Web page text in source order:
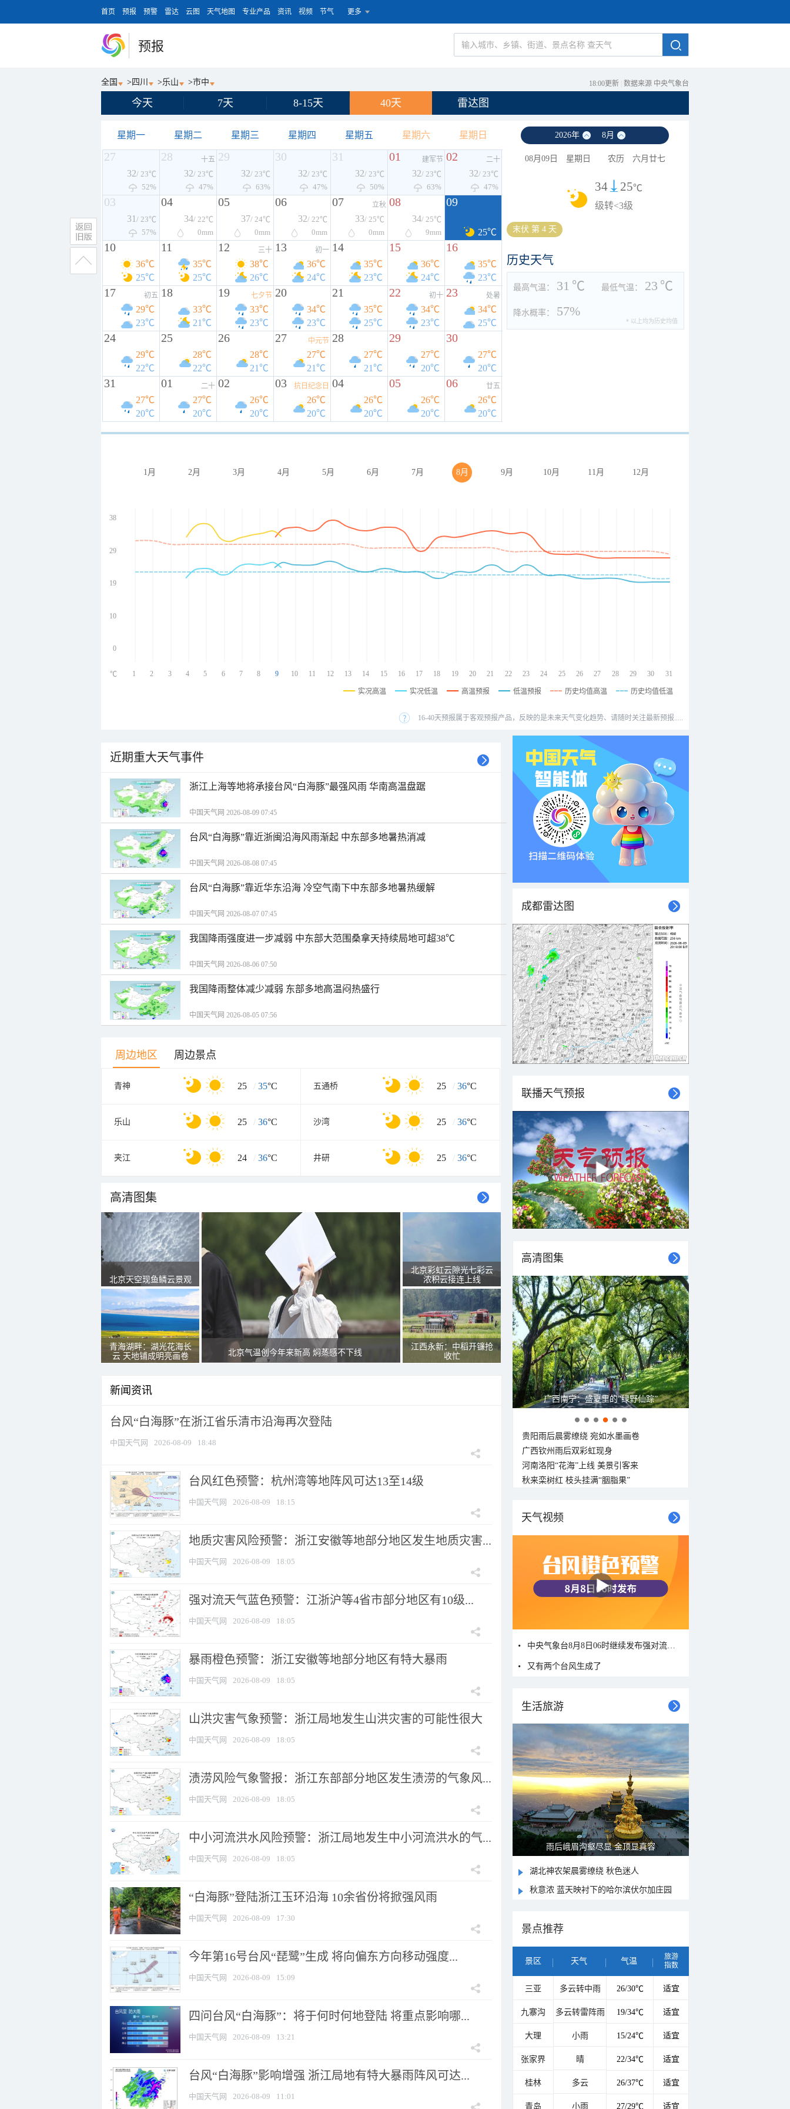
首页 预报 预警 雷达 云图 天气地图 专业产品 资讯 视频 节气 更多
预报
全国 > 四川 >乐山 >市中 18:00更新 数据来源 中央气象台
今天 7天 8-15天 40天 雷达图
星期一 星期二 星期三 星期四 星期五 星期六 星期日
27
32/ 23℃
52%
28 十五
32/ 23℃
47%
29
32/ 23℃
63%
30
32/ 23℃
47%
31
32/ 23℃
50%
01 建军节
32/ 23℃
63%
02 二十
32/ 23℃
47%
03
31 / 23℃
57%
04
34/ 22℃
0mm
05
37/ 24℃
0mm
06
32/ 22℃
0mm
07 立秋
33/ 25℃
0mm
08
34/ 25℃
9mm
09
25℃
10
36℃
25℃
11
35℃
25℃
12 三十
38℃
26℃
13 初一
36℃
24℃
14
35℃
23℃
15
36℃
24℃
16
35℃
23℃
17 初五
29℃
23℃
18
33℃
21℃
19 七夕节
33℃
23℃
20
34℃
23℃
21
35℃
25℃
22 初十
34℃
23℃
23 处暑
34℃
25℃
24
29℃
22℃
25
28℃
22℃
26
28℃
21℃
27 中元节
27℃
21℃
28
27℃
21℃
29
27℃
20℃
30
27℃
20℃
31
27℃
20℃
01 二十
27℃
20℃
02
26℃
20℃
03 抗日纪念日
26℃
20℃
04
26℃
20℃
05
26℃
20℃
06 廿五
26℃
20℃
2026年 8月
08月09日 星期日 农历 六月廿七
34 25℃
级转<3级
末伏 第 4 天
历史天气
最高气温： 31 ℃ 最低气温： 23 ℃
降水概率： 57%
* 以上均为历史均值
1月 2月 3月 4月 5月 6月 7月 8月 9月 10月 11月 12月
38
29
19
10
0
1 2 3 4 5 6 7 8 9 10 11 12 13 14 15 16 17 18 19 20 21 22 23 24 25 26 27 28 29 30 31
℃
实况高温 实况低温 高温预报 低温预报 历史均值高温 历史均值低温
16-40天预报属于客观预报产品，反映的是未来天气变化趋势、请随时关注最新预报.....
近期重大天气事件
浙江上海等地将承接台风“白海豚”最强风雨 华南高温盘踞
中国天气网 2026-08-09 07:45
台风“白海豚”靠近浙闽沿海风雨渐起 中东部多地暑热消减
中国天气网 2026-08-08 07:45
台风“白海豚”靠近华东沿海 冷空气南下中东部多地暑热缓解
中国天气网 2026-08-07 07:45
我国降雨强度进一步减弱 中东部大范围桑拿天持续局地可超38℃
中国天气网 2026-08-06 07:50
我国降雨整体减少减弱 东部多地高温闷热盛行
中国天气网 2026-08-05 07:56
周边地区 周边景点
青神 25 / 35°C 五通桥 25 / 36°C
乐山 25 / 36°C 沙湾 25 / 36°C
夹江 24 / 36°C 井研 25 / 36°C
高清图集
北京天空现鱼鳞云景观
青海湖畔：湖光花海长
云 天地铺成明亮画卷
北京气温创今年来新高 焖蒸感不下线
北京彩虹云隙光七彩云
浓积云接连上线
江西永新：中稻开镰抢
收忙
新闻资讯
台风“白海豚”在浙江省乐清市沿海再次登陆
中国天气网 2026-08-09 18:48
​台风红色预警：杭州湾等地阵风可达13至14级
中国天气网 2026-08-09 18:15
地质灾害风险预警：浙江安徽等地部分地区发生地质灾害...
中国天气网 2026-08-09 18:05
强对流天气蓝色预警：江浙沪等4省市部分地区有10级...
中国天气网 2026-08-09 18:05
暴雨橙色预警：浙江安徽等地部分地区有特大暴雨
中国天气网 2026-08-09 18:05
山洪灾害气象预警：浙江局地发生山洪灾害的可能性很大
中国天气网 2026-08-09 18:05
渍涝风险气象警报：浙江东部部分地区发生渍涝的气象风...
中国天气网 2026-08-09 18:05
中小河流洪水风险预警：浙江局地发生中小河流洪水的气...
中国天气网 2026-08-09 18:05
“白海豚”登陆浙江玉环沿海 10余省份将掀强风雨
中国天气网 2026-08-09 17:30
今年第16号台风“琵鹭”生成 将向偏东方向移动强度...
中国天气网 2026-08-09 15:09
四问台风“白海豚”：将于何时何地登陆 将重点影响哪...
中国天气网 2026-08-09 13:21
台风“白海豚”影响增强 浙江局地有特大暴雨阵风可达...
中国天气网 2026-08-09 11:01
成都雷达图
联播天气预报
高清图集
广西南宁：盛夏里的“绿野仙踪”
贵阳雨后晨雾缭绕 宛如水墨画卷
广西钦州雨后双彩虹现身
河南洛阳“花海”上线 美景引客来
秋来栾树红 枝头挂满“胭脂果”
天气视频
又有两个台风生成了
生活旅游
雨后峨眉沟壑尽显 金顶显真容
湖北神农架晨雾缭绕 秋色迷人
秋意浓 蓝天映衬下的哈尔滨伏尔加庄园
景点推荐
景区 天气 气温
旅游
指数
三亚 多云转中雨 26/30℃ 适宜
九寨沟 多云转雷阵雨 19/34℃ 适宜
大理 小雨 15/24℃ 适宜
张家界 晴 22/34℃ 适宜
桂林 多云 26/37℃ 适宜
青岛 小雨 27/29℃ 适宜